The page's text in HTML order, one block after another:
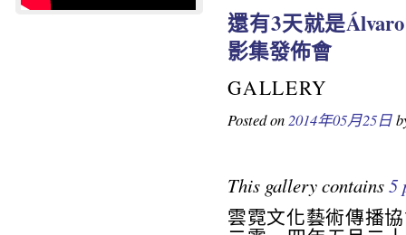
還有3天就是
影集發佈會
GALLERY
Posted on 2014年05月25日
This gallery contains5
雲霓文化藝術傳播